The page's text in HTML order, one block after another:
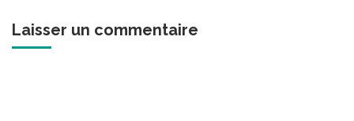
Laisser un commentaire